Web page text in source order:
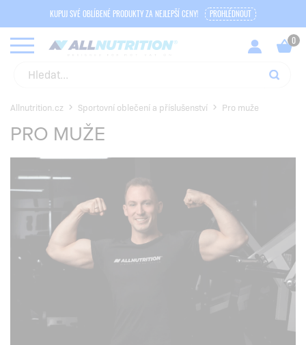
KUPUJ SVÉ OBLÍBENÉ PRODUKTY ZA NEJLEPŠÍ CENY! PROHLÉDNOUT
Allnutrition.cz Sportovní oblečení a příslušenství Pro muže
PRO MUŽE